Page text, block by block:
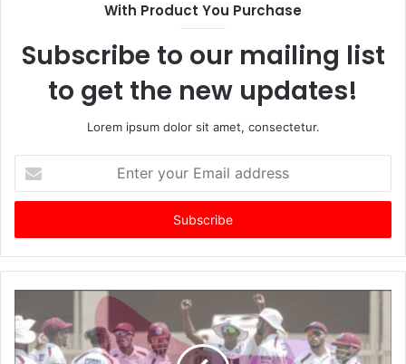
With Product You Purchase
Subscribe to our mailing list
to get the new updates!
Lorem ipsum dolor sit amet, consectetur.
your
Email